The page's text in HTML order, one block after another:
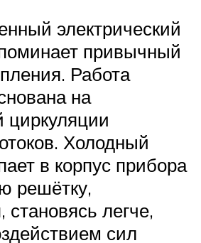
электрический
привычный
Работа
на
циркуляции
Холодный
в корпус прибора
решётку,
становясь легче,
сил